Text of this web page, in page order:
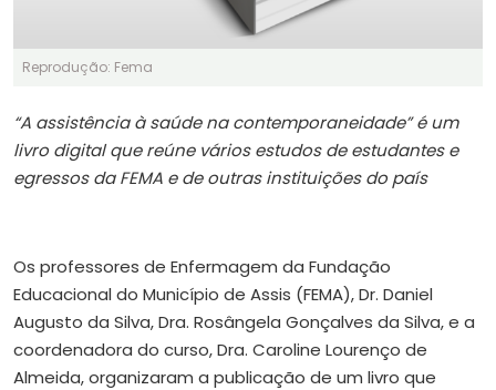
Reprodução: Fema
“A assistência à saúde na contemporaneidade” é um
livro digital que reúne vários estudos de estudantes e
egressos da FEMA e de outras instituições do país
Os professores de Enfermagem da Fundação
Educacional do Município de Assis (FEMA), Dr. Daniel
Augusto da Silva, Dra. Rosângela Gonçalves da Silva, e a
coordenadora do curso, Dra. Caroline Lourenço de
Almeida, organizaram a publicação de um livro que